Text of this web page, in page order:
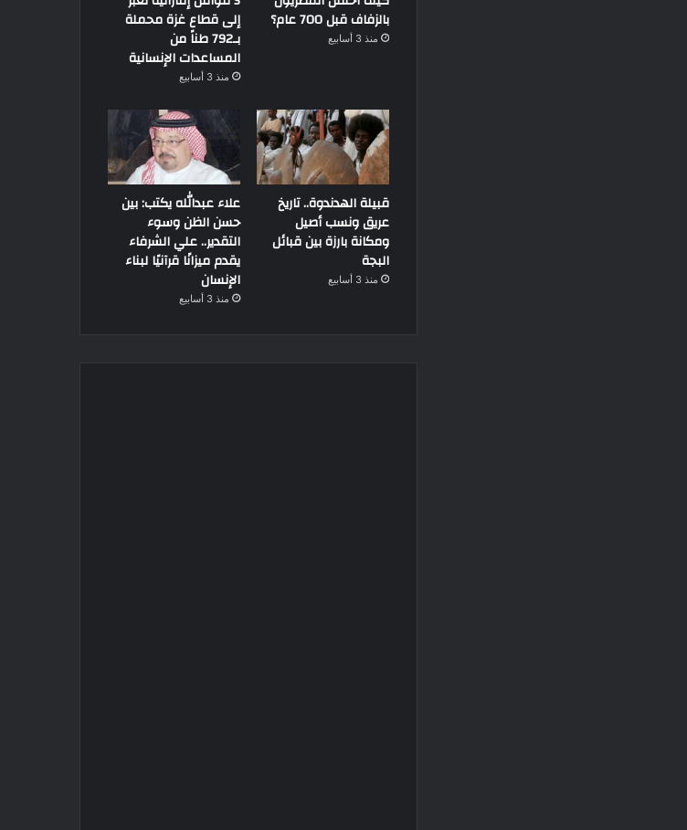
بالزفاف قبل 700 عام؟
منذ 3 أسابيع
إلى قطاع غزة محملة
بـ792 طناً من
المساعدات الإنسانية
منذ 3 أسابيع
قبيلة الهدندوة.. تاريخ
عريق ونسب أصيل
ومكانة بارزة بين قبائل
البجة
منذ 3 أسابيع
علاء عبدالله يكتب: بين
حسن الظن وسوء
التقدير.. علي الشرفاء
يقدم ميزانًا قرآنيًا لبناء
الإنسان
منذ 3 أسابيع